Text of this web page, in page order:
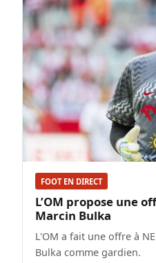
FOOT EN DIRECT
L’OM propose une
Marcin Bulka
L'OM a fait une offre à
Bulka comme gardien.